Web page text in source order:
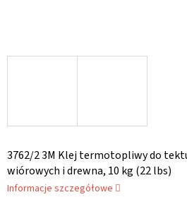
3762/2 3M Klej termotopliwy do
wiórowych i drewna, 10 kg (22 lbs)
Informacje szczegółowe